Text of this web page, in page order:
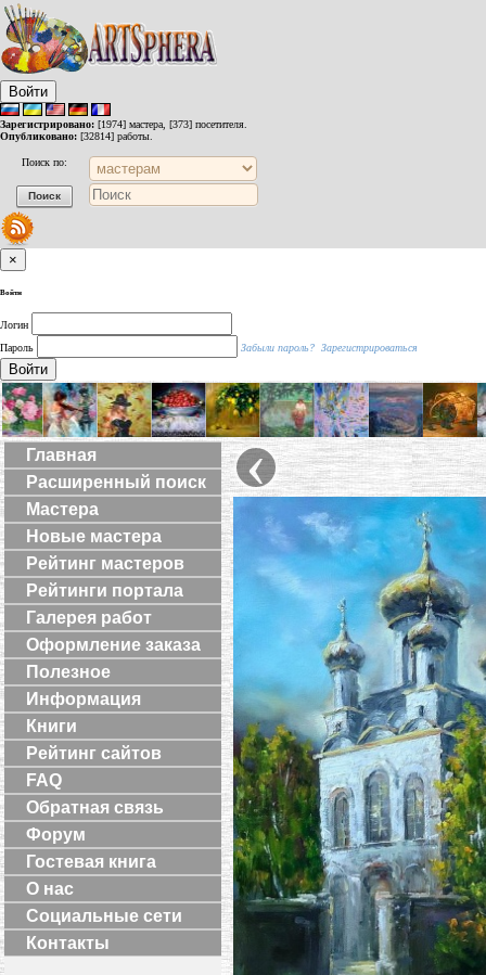
Войти
Зарегистрировано: [1974] мастера, [373] посетителя.
Опубликовано: [32814] работы.
Поиск по:
×
Войти
Логин
Пароль
Забыли пароль? Зарегистрироваться
Войти
Главная
Расширенный поиск
Мастера
Новые мастера
Рейтинг мастеров
Рейтинги портала
Галерея работ
Оформление заказа
Полезное
Информация
Книги
Рейтинг сайтов
FAQ
Обратная связь
Форум
Гостевая книга
О нас
Социальные сети
Контакты
‹